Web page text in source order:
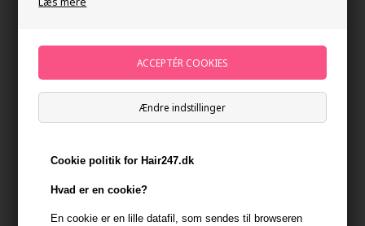
Ændre indstillinger
Cookie politik for Hair247.dk
Hvad er en cookie?
En cookie er en lille datafil, som sendes til browseren
Paul Mitchell Super Skinny Shampoo 300 ml
239,00DKK
På lager - Leveringstid 1-2 dage